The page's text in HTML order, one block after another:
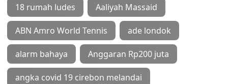
18 rumah ludes Aaliyah Massaid
ABN Amro World Tennis ade londok
alarm bahaya Anggaran Rp200 juta
angka covid 19 cirebon melandai